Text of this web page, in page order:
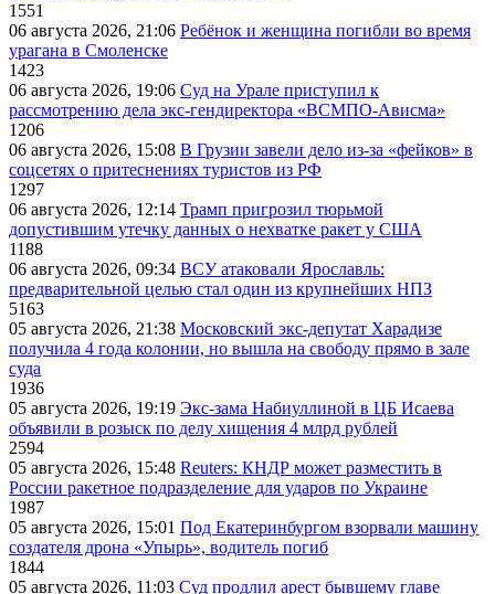
1551
06 августа 2026, 21:06 Ребёнок и женщина погибли во время
урагана в Смоленске
1423
06 августа 2026, 19:06 Суд на Урале приступил к
рассмотрению дела экс-гендиректора «ВСМПО-Ависма»
1206
06 августа 2026, 15:08 В Грузии завели дело из-за «фейков» в
соцсетях о притеснениях туристов из РФ
1297
06 августа 2026, 12:14 Трамп пригрозил тюрьмой
допустившим утечку данных о нехватке ракет у США
1188
06 августа 2026, 09:34 ВСУ атаковали Ярославль:
предварительной целью стал один из крупнейших НПЗ
5163
05 августа 2026, 21:38 Московский экс-депутат Харадизе
получила 4 года колонии, но вышла на свободу прямо в зале
суда
1936
05 августа 2026, 19:19 Экс-зама Набиуллиной в ЦБ Исаева
объявили в розыск по делу хищения 4 млрд рублей
2594
05 августа 2026, 15:48 Reuters: КНДР может разместить в
России ракетное подразделение для ударов по Украине
1987
05 августа 2026, 15:01 Под Екатеринбургом взорвали машину
создателя дрона «Упырь», водитель погиб
1844
05 августа 2026, 11:03 Суд продлил арест бывшему главе